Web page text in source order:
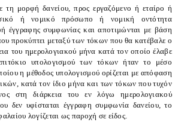
τη μορφή δανείου, προς εργαζόμενο ή εταίρο ή
ή νομικό πρόσωπο ή νομική οντότητα
έγγραφης συμφωνίας και αποτιμώνται με βάση
προκύπτει μεταξύ των τόκων που θα κατέβαλε ο
του ημερολογιακού μήνα κατά τον οποίο έλαβε
υπολογισμού των τόκων ήταν το μέσο
η μέθοδος υπολογισμού ορίζεται με απόφαση
κατά τον ίδιο μήνα και των τόκων που τυχόν
στη διάρκεια του εν λόγω ημερολογιακού
δεν υφίσταται έγγραφη συμφωνία δανείου, το
λογίζεται ως παροχή σε είδος.